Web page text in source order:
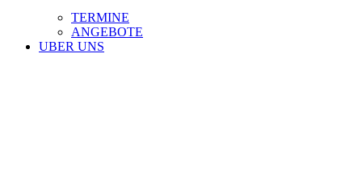
TERMINE
ANGEBOTE
UBER UNS